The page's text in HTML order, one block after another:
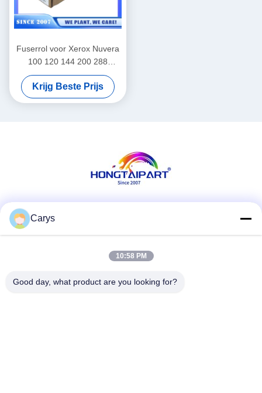
Fuserrol voor Xerox Nuvera
100 120 144 200 288
059K58953 059K58957
59K58953 059K58954
Verwarmingsrol 059K58955
Krijg Beste Prijs
Carys
10:58 PM
Good day, what product are you looking for?